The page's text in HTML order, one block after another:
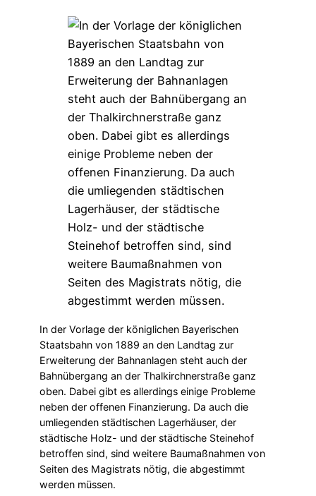
In der Vorlage der königlichen Bayerischen
Staatsbahn von 1889 an den Landtag zur
Erweiterung der Bahnanlagen steht auch der
Bahnübergang an der Thalkirchnerstraße ganz
oben. Dabei gibt es allerdings einige Probleme
neben der offenen Finanzierung. Da auch die
umliegenden städtischen Lagerhäuser, der
städtische Holz- und der städtische Steinehof
betroffen sind, sind weitere Baumaßnahmen von
Seiten des Magistrats nötig, die abgestimmt
werden müssen.